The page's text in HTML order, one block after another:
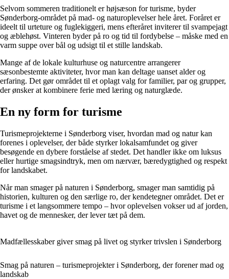
Selvom sommeren traditionelt er højsæson for turisme, byder
Sønderborg-området på mad- og naturoplevelser hele året. Foråret er
ideelt til urteture og fuglekiggeri, mens efteråret inviterer til svampejagt
og æblehøst. Vinteren byder på ro og tid til fordybelse – måske med en
varm suppe over bål og udsigt til et stille landskab.
Mange af de lokale kulturhuse og naturcentre arrangerer
sæsonbestemte aktiviteter, hvor man kan deltage uanset alder og
erfaring. Det gør området til et oplagt valg for familier, par og grupper,
der ønsker at kombinere ferie med læring og naturglæde.
En ny form for turisme
Turismeprojekterne i Sønderborg viser, hvordan mad og natur kan
forenes i oplevelser, der både styrker lokalsamfundet og giver
besøgende en dybere forståelse af stedet. Det handler ikke om luksus
eller hurtige smagsindtryk, men om nærvær, bæredygtighed og respekt
for landskabet.
Når man smager på naturen i Sønderborg, smager man samtidig på
historien, kulturen og den særlige ro, der kendetegner området. Det er
turisme i et langsommere tempo – hvor oplevelsen vokser ud af jorden,
havet og de mennesker, der lever tæt på dem.
Madfællesskaber giver smag på livet og styrker trivslen i Sønderborg
Smag på naturen – turismeprojekter i Sønderborg, der forener mad og
landskab